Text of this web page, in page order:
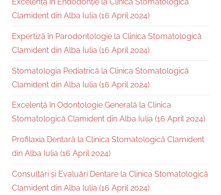
Clamident din Alba Iulia (16 April 2024)
Expertiză în Parodontologie la Clinica Stomatologică
Clamident din Alba Iulia (16 April 2024)
Stomatologia Pediatrică la Clinica Stomatologică
Clamident din Alba Iulia (16 April 2024)
Excelență în Odontologie Generală la Clinica
Stomatologică Clamident din Alba Iulia (16 April 2024)
Profilaxia Dentară la Clinica Stomatologică Clamident
din Alba Iulia (16 April 2024)
Consultări și Evaluări Dentare la Clinica Stomatologică
Clamident din Alba Iulia (16 April 2024)